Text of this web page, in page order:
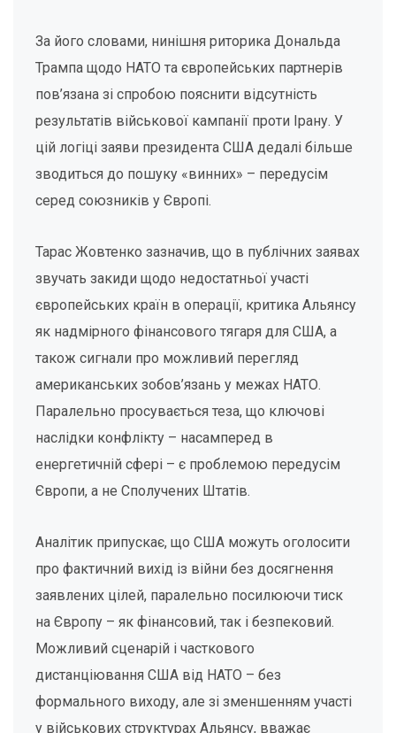
За його словами, нинішня риторика Дональда
Трампа щодо НАТО та європейських партнерів
пов’язана зі спробою пояснити відсутність
результатів військової кампанії проти Ірану. У
цій логіці заяви президента США дедалі більше
зводиться до пошуку «винних» – передусім
серед союзників у Європі.
Тарас Жовтенко зазначив, що в публічних заявах
звучать закиди щодо недостатньої участі
європейських країн в операції, критика Альянсу
як надмірного фінансового тягаря для США, а
також сигнали про можливий перегляд
американських зобов’язань у межах НАТО.
Паралельно просувається теза, що ключові
наслідки конфлікту – насамперед в
енергетичній сфері – є проблемою передусім
Європи, а не Сполучених Штатів.
Аналітик припускає, що США можуть оголосити
про фактичний вихід із війни без досягнення
заявлених цілей, паралельно посилюючи тиск
на Європу – як фінансовий, так і безпековий.
Можливий сценарій і часткового
дистанціювання США від НАТО – без
формального виходу, але зі зменшенням участі
у військових структурах Альянсу, вважає